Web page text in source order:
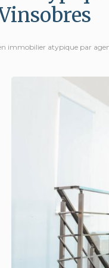
immobilier atypique par